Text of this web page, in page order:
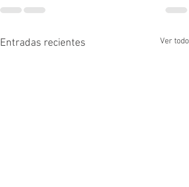
Entradas recientes Ver todo